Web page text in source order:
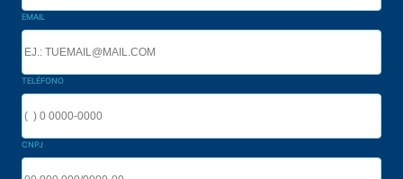
EMAIL
TELÉFONO
CNPJ